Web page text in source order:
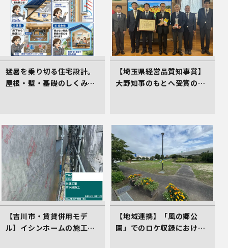
猛暑を乗り切る住宅設計。
屋根・壁・基礎のしくみが
【埼玉県経営品質知事賞】
大野知事のもとへ受賞の御
【吉川市・賃貸併用モデ
ル】イシンホームの施工現
【地域連携】「風の郷公
園」でのロケ収録における